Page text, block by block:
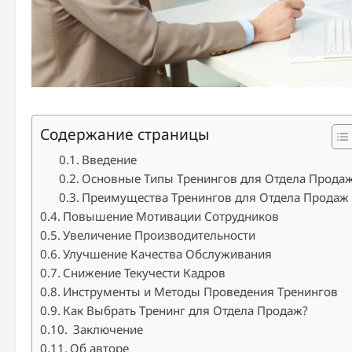
Содержание страницы
Введение
Основные Типы Тренингов для Отдела
Преимущества Тренингов для Отдела Продаж
Повышение Мотивации Сотрудников
Увеличение Производительности
Улучшение Качества Обслуживания
Снижение Текучести Кадров
Инструменты и Методы Проведения Тренингов
Как Выбрать Тренинг для Отдела Продаж?
Заключение
Об авторе